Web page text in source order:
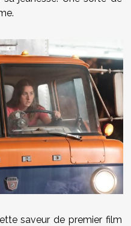
saveur de premier film